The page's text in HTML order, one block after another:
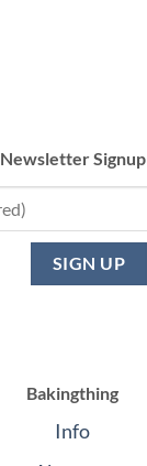
Newsletter Signup
Bakingthing
Info